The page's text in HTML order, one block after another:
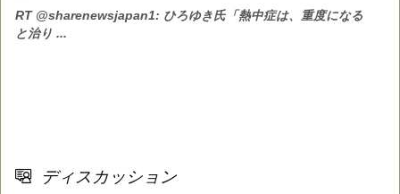
RT @sharenewsjapan1: ひろゆき氏「熱中症は、重度になる
と治り ...
ディスカッション